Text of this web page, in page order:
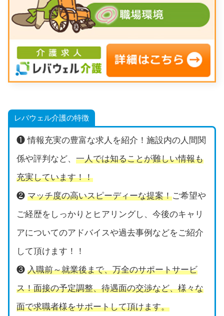
レバウェル介護の特徴
❶ 情報充実の豊富な求人を紹介！施設内の人間関
係や評判など、 一人では知ることが難しい情報も
充実しています！！
❷ マッチ度の高いスピーディーな提案！ご希望や
ご経歴をしっかりとヒアリングし、今後のキャリ
アについてのアドバイスや過去事例などをご紹介
して頂けます！！
❸ 入職前～就業後まで、万全のサポートサービ
ス！面接の予定調整、待遇面の交渉など、様々な
面で求職者様をサポートして頂けます。